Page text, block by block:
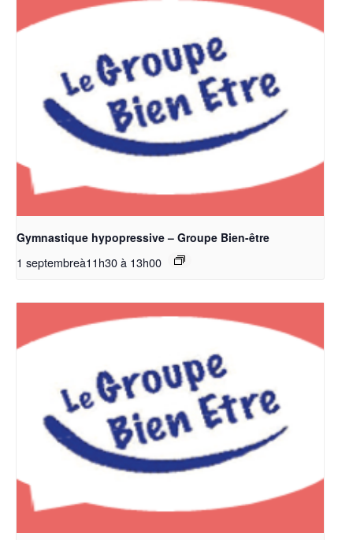
Gymnastique hypopressive – Groupe Bien-être
1 septembreà11h30à 13h00